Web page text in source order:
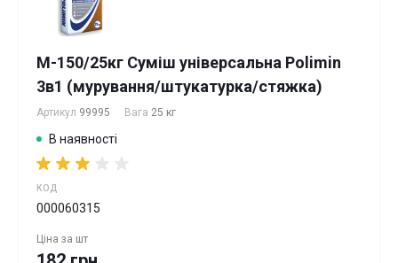
М-150/25кг Суміш універсальна Polimin
3в1 (мурування/штукатурка/стяжка)
Артикул 99995 Вага 25 кг
В наявності
КОД
000060315
Ціна за шт